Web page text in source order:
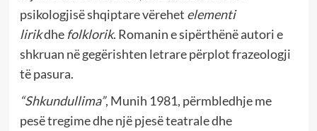
psikologjisë shqiptare vërehet elementi
lirikdhe folklorik. Romanin e sipërthënë autori e
shkruan në gegërishten letrare përplot frazeologji
të pasura.
“Shkundullima”, Munih 1981, përmbledhje me
pesë tregime dhe një pjesë teatrale dhe